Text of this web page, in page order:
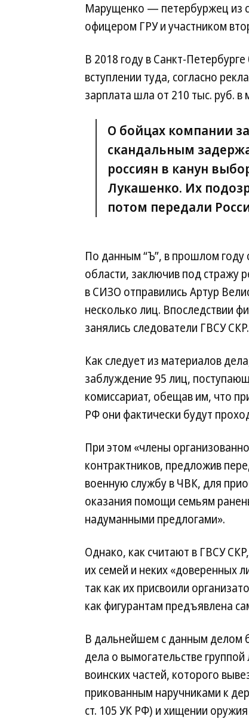
Марущенко — петербуржец из
офицером ГРУ и участником
В 2018 году в Санкт-
вступлении туда, согласно
зарплата шла от 210 тыс. руб. в
О бойцах компании
скандальным
россиян в канун
Лукашенко. Их
потом передали
По данным “Ъ”, в прошлом году
области, заключив под стражу
в СИЗО отправились Артур
несколько лиц. Впоследствии
занялись следователи ГВСУ СКР.
Как следует из материалов
заблуждение 95 лиц,
комиссариат, обещав им, что
РФ они фактически будут
При этом «члены
контрактников, предложив
военную службу в ЧВК, для
оказания помощи семьям
надуманными предлогами».
Однако, как считают в ГВСУ
их семей и неких «доверенных
так как их присвоили
как фигурантам предъявлена
В дальнейшем с данным делом
дела о вымогательстве
воинских частей, которого
прикованным наручниками к
ст. 105 УК РФ) и хищении